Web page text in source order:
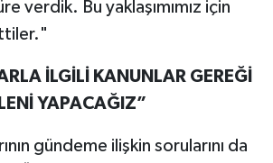
verdik. Bu yaklaşımımız için
İLGİLİ KANUNLAR GEREĞİ
YAPACAĞIZ”
gündeme ilişkin sorularını da